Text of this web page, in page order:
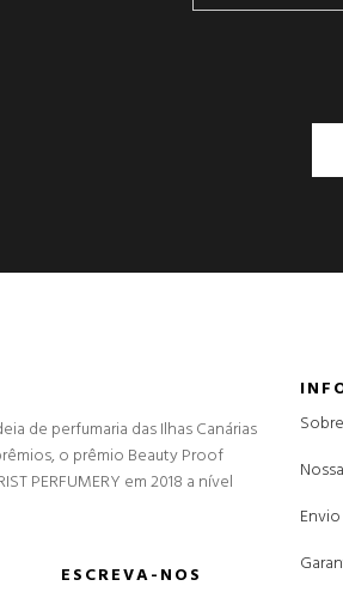
de perfumaria das Ilhas Canárias
o prêmio Beauty Proof
PERFUMERY em 2018 a nível
ESCREVA-NOS